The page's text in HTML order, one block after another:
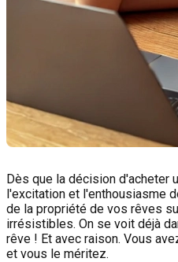
Dès que la décision d'acheter
l'excitation et l'enthousiasme
de la propriété de vos rêves
irrésistibles. On se voit déjà
rêve ! Et avec raison. Vous
et vous le méritez.